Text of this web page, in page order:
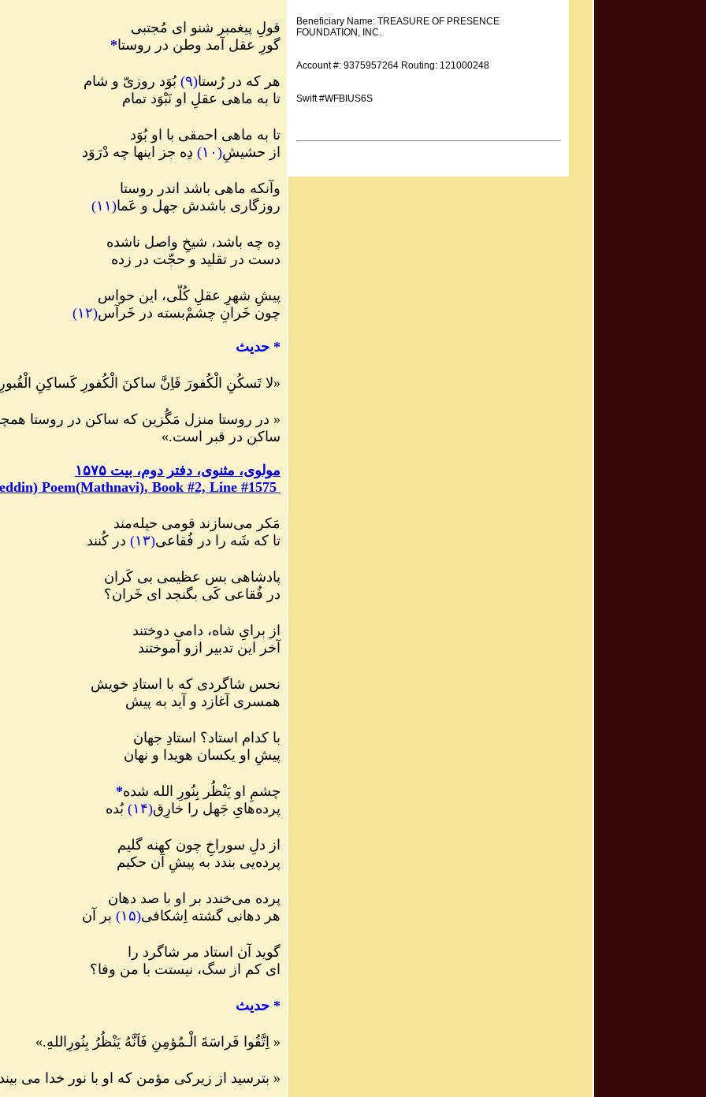
قولِ پیغمبر شنو ای مُجتبی
گورِ عقل آمد وطن در روستا*
هر که در رُستا(۹) بُوَد روزیّ و شام
تا به ماهی عقلِ او نَبْوَد تمام
تا به ماهی احمقی با او بُوَد
از حشیشِ( ۱۰) دِه جز اینها چه دْرَوَد
وآنکه ماهی باشد اندر روستا
روزگاری باشدش جهل و عَما(۱۱)
دِه چه باشد، شیخِ واصل ناشده
دست در تقلید و حجّت در زده
پیشِ شهرِ عقلِ کُلّی، این حواس
چون خَرانِ چشمْبسته در خَرآس(۱۲)
* حدیث
«لا تَسكُنِ الْكُفورَ فَاِنَّ ساكنَ الْكُفورِ كَساكِنِ
« در روستا منزل مَگُزین که ساکن در روستا
ساکن در قبر است.»
مولوی، مثنوی، دفتر دوم، بیت ۱۵۷۵
Poem(Mathnavi), Book #2, Line #1575
مَکر میسازند قومی حیلهمند
تا که شَه را در فُقاعی(۱۳) در کُنند
پادشاهی بس عظیمی بی کَران
در فُقاعی کَی بگنجد ای خَران؟
از برایِ شاه، دامی دوختند
آخر این تدبیر ازو آموختند
نحس شاگردی که با استادِ خویش
همسری آغازد و آید به پیش
با کدام استاد؟ استادِ جهان
پیشِ او یکسان هویدا و نهان
چشمِ او یَنْظُر بِنُورِ الله شده*
پردههایِ جَهل را خارِق(۱۴) بُده
از دلِ سوراخِ چون کهنه گلیم
پردهیی بندد به پیشِ آن حکیم
پرده میخندد بر او با صد دهان
هر دهانی گشته اِشکافی(۱۵) بر آن
گوید آن استاد مر شاگرد را
ای کم از سگ، نیستت با من وفا؟
* حديث
« اِتَّقُوا فَراسَةَ الْـمُؤمِنِ فَاَنَّهُ يَنْظُرُ بِنُورِاللهِ.»
« بترسید از زیرکی مؤمن که او با نور خدا می
Beneficiary Name: TREASURE OF PRESENCE
FOUNDATION, INC.
Account #: 9375957264 Routing: 121000248
Swift #WFBIUS6S